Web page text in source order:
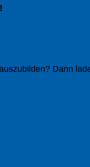
Dann